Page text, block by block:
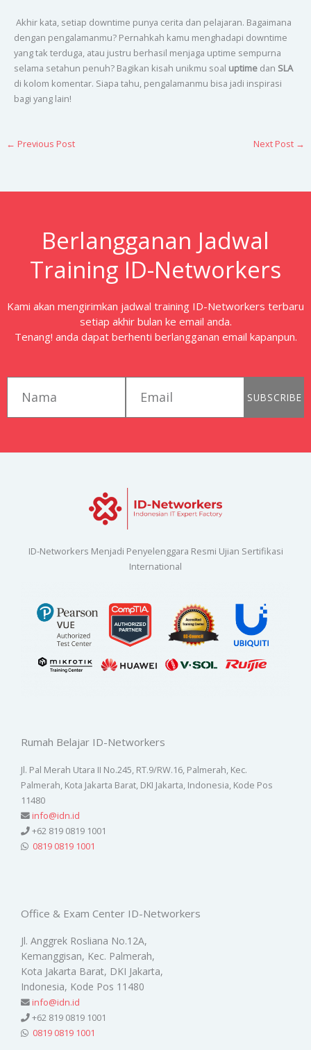
Akhir kata, setiap downtime punya cerita dan pelajaran. Bagaimana
dengan pengalamanmu? Pernahkah kamu menghadapi downtime
yang tak terduga, atau justru berhasil menjaga uptime sempurna
selama setahun penuh? Bagikan kisah unikmu soal uptimedan SLA
di kolom komentar. Siapa tahu, pengalamanmu bisa jadi inspirasi
bagi yang lain!
← Previous Post Next Post →
Berlangganan Jadwal
Training ID-Networkers
Kami akan mengirimkan jadwal training ID-Networkers terbaru
setiap akhir bulan ke email anda.
Tenang! anda dapat berhenti berlangganan email kapanpun.
SUBSCRIBE
ID-Networkers Menjadi Penyelenggara Resmi Ujian Sertifikasi
International
Rumah Belajar ID-Networkers
Jl. Pal Merah Utara II No.245, RT.9/RW.16, Palmerah, Kec.
Palmerah, Kota Jakarta Barat, DKI Jakarta, Indonesia, Kode Pos
11480
info@idn.id
+62 819 0819 1001
0819 0819 1001
Office & Exam Center ID-Networkers
Jl. Anggrek Rosliana No.12A,
Kemanggisan, Kec. Palmerah,
Kota Jakarta Barat, DKI Jakarta,
Indonesia, Kode Pos 11480
info@idn.id
+62 819 0819 1001
0819 0819 1001